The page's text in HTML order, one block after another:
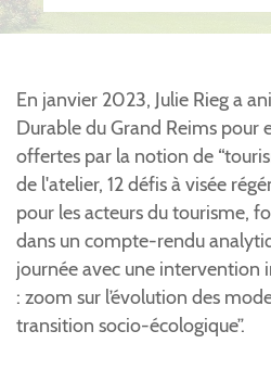
En janvier 2023, Julie Rieg a
Durable du Grand Reims pour
offertes par la notion de
de l'atelier, 12 défis à visée
pour les acteurs du tourisme,
dans un compte-rendu
journée avec une intervention
: zoom sur l’évolution des
transition socio-écologique”.